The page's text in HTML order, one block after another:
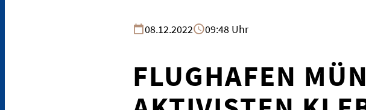
08.12.2022 09:48 Uhr
FLUGHAFEN